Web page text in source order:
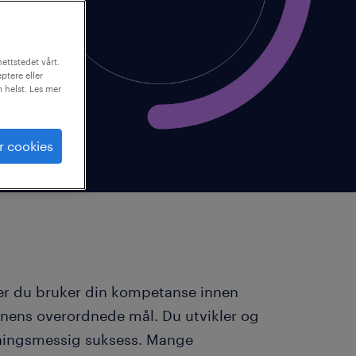
du bruker din kompetanse innen
overordnede mål. Du utvikler og
suksess. Mange
vårt.
eller
helst. Les mer
cookies